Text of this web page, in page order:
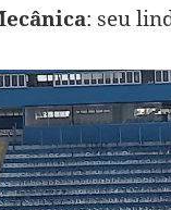
: seu